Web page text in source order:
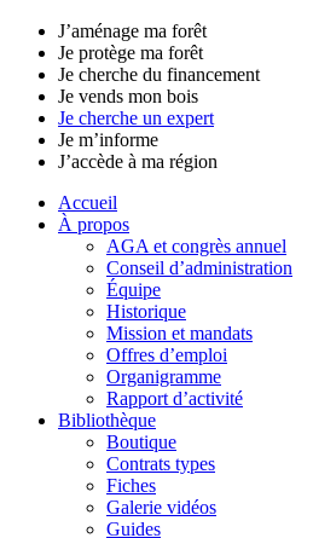
J’aménage ma forêt
Je protège ma forêt
Je cherche du financement
Je vends mon bois
Je cherche un expert
Je m’informe
J’accède à ma région
Accueil
À propos
AGA et congrès annuel
Conseil d’administration
Équipe
Historique
Mission et mandats
Offres d’emploi
Organigramme
Rapport d’activité
Bibliothèque
Boutique
Contrats types
Fiches
Galerie vidéos
Guides